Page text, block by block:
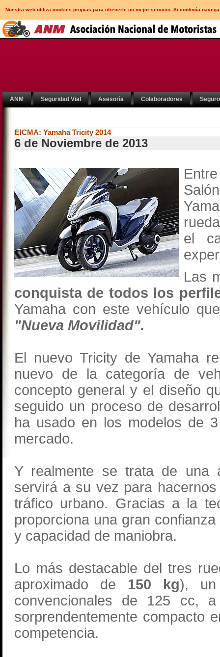
Nuestra web utiliza cookies propias para ofrecerle un mejor servicio. Si continúa
ANM Seguridad Vial Asesoría Colaboradores
EICMA: Yamaha Tricity 2014
6 de Noviembre de 2013
el
Las
conquista de todos los
Yamaha con este vehículo
"Nueva Movilidad".
El nuevo Tricity de Yamaha
nuevo de la categoría de
concepto general y el diseño
seguido un proceso de
ha usado en los modelos de
mercado.
Y realmente se trata de una
servirá a su vez para
tráfico urbano. Gracias a la
proporciona una gran
y capacidad de maniobra.
Lo más destacable del tres
aproximado de 150 kg), un
convencionales de 125 cc,
sorprendentemente compacto
competencia.